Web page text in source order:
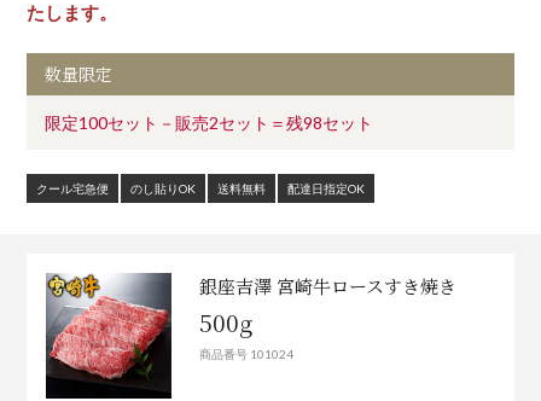
たします。
数量限定
限定100セット－販売2セット＝残98セット
クール宅急便 のし貼りOK 送料無料 配達日指定OK
銀座吉澤 宮崎牛ロースすき焼き
500g
商品番号 101024